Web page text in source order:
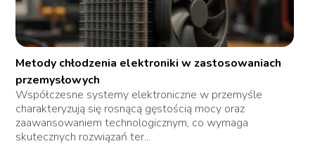
Metody chłodzenia elektroniki w zastosowaniach
przemysłowych
Współczesne systemy elektroniczne w przemyśle
charakteryzują się rosnącą gęstością mocy oraz
zaawansowaniem technologicznym, co wymaga
skutecznych rozwiązań ter...